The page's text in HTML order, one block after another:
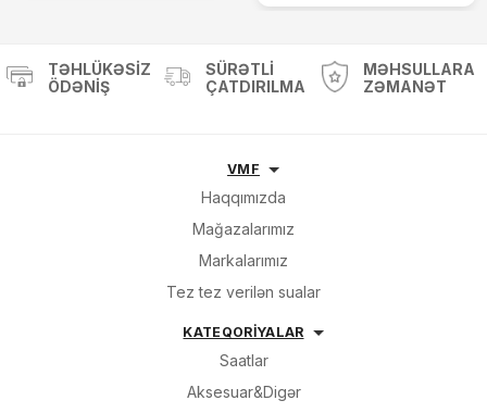
TƏHLÜKƏSIZ
ÖDƏNIŞ
SÜRƏTLI
ÇATDIRILMA
MƏHSULLARA
ZƏMANƏT
VMF
Haqqımızda
Mağazalarımız
Markalarımız
Tez tez verilən sualar
KATEQORİYALAR
Saatlar
Aksesuar&Digər